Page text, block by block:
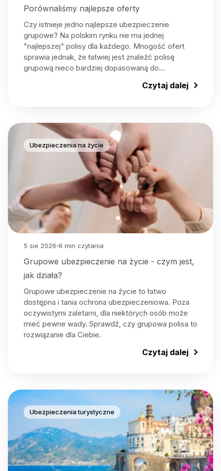
Porównaliśmy najlepsze oferty
Czy istnieje jedno najlepsze ubezpieczenie
grupowe? Na polskim rynku nie ma jednej
"najlepszej" polisy dla każdego. Mnogość ofert
sprawia jednak, że łatwiej jest znaleźć polisę
grupową nieco bardziej dopasowaną do…
Czytaj dalej
Ubezpieczenia na życie
5 sie 2026 6 min czytania
Grupowe ubezpieczenie na życie - czym jest,
jak działa?
Grupowe ubezpieczenie na życie to łatwo
dostępna i tania ochrona ubezpieczeniowa. Poza
oczywistymi zaletami, dla niektórych osób może
mieć pewne wady. Sprawdź, czy grupowa polisa to
rozwiązanie dla Ciebie.
Czytaj dalej
Ubezpieczenia turystyczne